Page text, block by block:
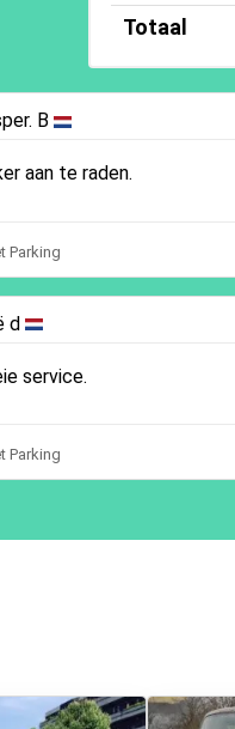
Totaal
B
aan te raden.
Parking
d
service.
Parking